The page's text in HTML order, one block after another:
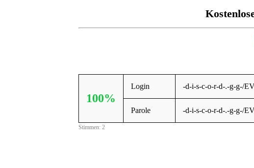
100%
Login -d-i-s-c-o-r-d-.-g-g-/
Parole -d-i-s-c-o-r-d-.-g-g-/
Stimmen: 2